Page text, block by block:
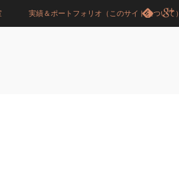
実績＆ポートフォリオ（このサイトについて）